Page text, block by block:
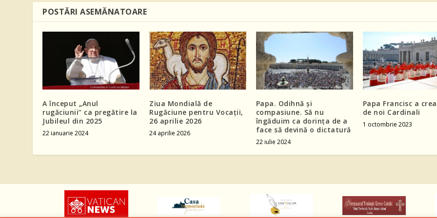
POSTĂRI ASEMĂNATOARE
A început „Anul
rugăciunii” ca pregătire la
Jubileul din 2025
22 ianuarie 2024
Ziua Mondială de
Rugăciune pentru Vocații,
26 aprilie 2026
24 aprilie 2026
Papa. Odihnă și
compasiune. Să nu
îngăduim ca dorința de a
face să devină o dictatură
22 iulie 2024
Papa Francisc a
de noi Cardinali
1 octombrie 2023